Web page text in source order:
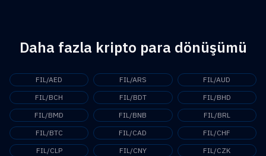
Daha fazla kripto para dönüşümü
FIL/AED FIL/ARS
FIL/AUD
FIL/BCH
FIL/BDT
FIL/BHD
FIL/BMD
FIL/BNB
FIL/BRL
FIL/BTC
FIL/CAD
FIL/CHF
FIL/CLP
FIL/CNY
FIL/CZK